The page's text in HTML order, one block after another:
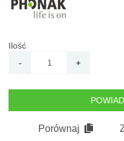
Ilość
Porównaj